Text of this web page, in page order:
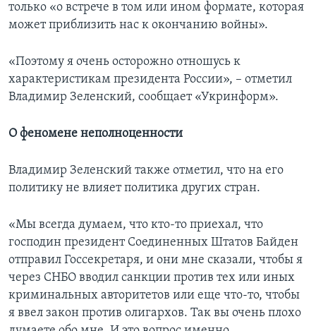
только «о встрече в том или ином формате, которая
может приблизить нас к окончанию войны».
«Поэтому я очень осторожно отношусь к
характеристикам президента России», – отметил
Владимир Зеленский, сообщает «Укринформ».
О феномене неполноценности
Владимир Зеленский также отметил, что на его
политику не влияет политика других стран.
«Мы всегда думаем, что кто-то приехал, что
господин президент Соединенных Штатов Байден
отправил Госсекретаря, и они мне сказали, чтобы я
через СНБО вводил санкции против тех или иных
криминальных авторитетов или еще что-то, чтобы
я ввел закон против олигархов. Так вы очень плохо